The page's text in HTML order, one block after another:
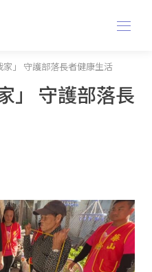
家」 守護部落長者健康生活
」 守護部落長